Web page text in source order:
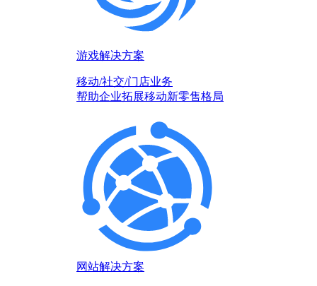
游戏解决方案
移动/社交/门店业务
帮助企业拓展移动新零售格局
网站解决方案